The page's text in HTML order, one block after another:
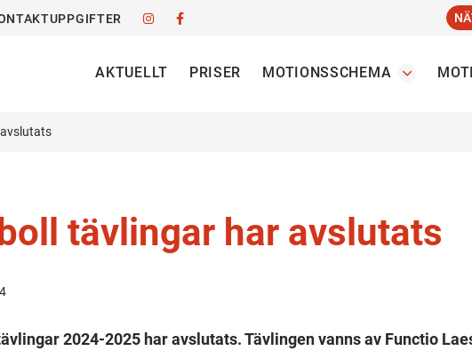
AKTUELLT PRISER MOTIONSSCHEMA
tävlingar har avslutats
2024-2025 har avslutats. Tävlingen vanns av Functio